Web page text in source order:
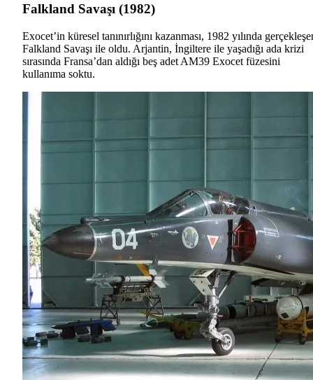
Falkland Savaşı (1982)
Exocet’in küresel tanınırlığını kazanması, 1982 yılında
Falkland Savaşı ile oldu. Arjantin, İngiltere ile yaşadığı ada krizi
sırasında Fransa’dan aldığı beş adet AM39 Exocet füzesini
kullanıma soktu.